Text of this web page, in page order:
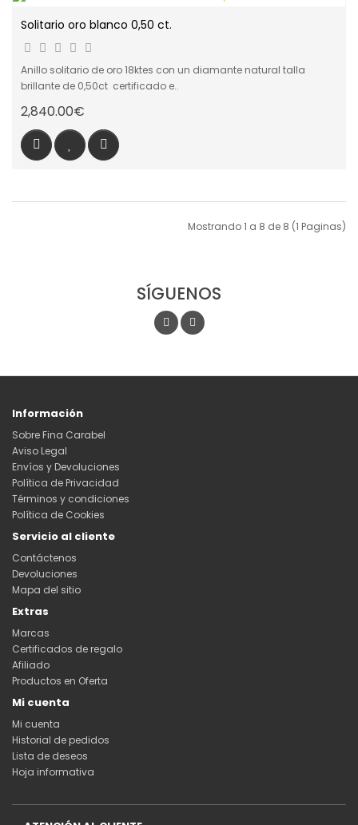
Solitario oro blanco 0,50 ct.
Anillo solitario de oro 18ktes con un diamante natural talla
brillante de 0,50ct certificado e..
2,840.00€
Mostrando 1 a 8 de 8 (1 Paginas)
SÍGUENOS
Información
Sobre Fina Carabel
Aviso Legal
Envíos y Devoluciones
Política de Privacidad
Términos y condiciones
Política de Cookies
Servicio al cliente
Contáctenos
Devoluciones
Mapa del sitio
Extras
Marcas
Certificados de regalo
Afiliado
Productos en Oferta
Mi cuenta
Mi cuenta
Historial de pedidos
Lista de deseos
Hoja informativa